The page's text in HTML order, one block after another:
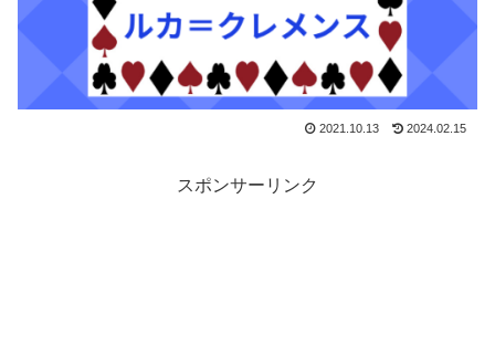
2021.10.13 2024.02.15
スポンサーリンク